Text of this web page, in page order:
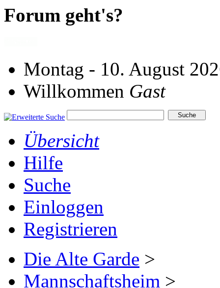
Forum geht's?
Montag - 10. August
Willkommen Gast
Übersicht
Hilfe
Suche
Einloggen
Registrieren
Die Alte Garde >
Mannschaftsheim >